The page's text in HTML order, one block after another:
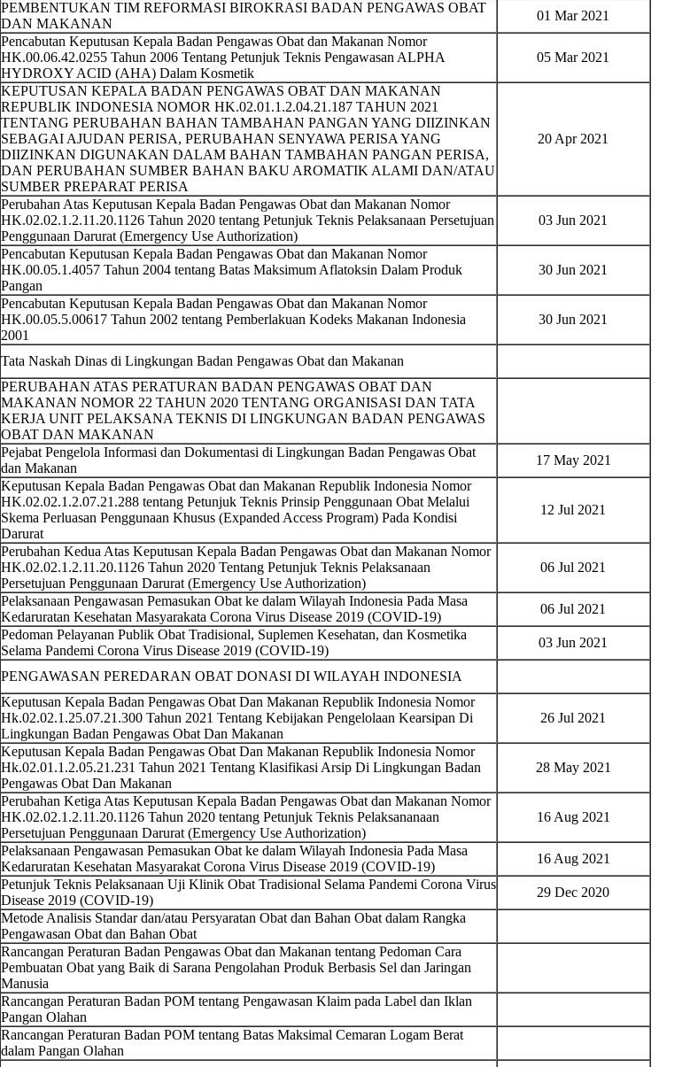
PEMBENTUKAN TIM REFORMASI BIROKRASI BADAN PENGAWAS OBAT
DAN MAKANAN
01 Mar 2021
Pencabutan Keputusan Kepala Badan Pengawas Obat dan Makanan Nomor
HK.00.06.42.0255 Tahun 2006 Tentang Petunjuk Teknis Pengawasan ALPHA
HYDROXY ACID (AHA) Dalam Kosmetik
05 Mar 2021
KEPUTUSAN KEPALA BADAN PENGAWAS OBAT DAN MAKANAN
REPUBLIK INDONESIA NOMOR HK.02.01.1.2.04.21.187 TAHUN 2021
TENTANG PERUBAHAN BAHAN TAMBAHAN PANGAN YANG DIIZINKAN
SEBAGAI AJUDAN PERISA, PERUBAHAN SENYAWA PERISA YANG
DIIZINKAN DIGUNAKAN DALAM BAHAN TAMBAHAN PANGAN PERISA,
DAN PERUBAHAN SUMBER BAHAN BAKU AROMATIK ALAMI DAN/ATAU
SUMBER PREPARAT PERISA
20 Apr 2021
Perubahan Atas Keputusan Kepala Badan Pengawas Obat dan Makanan Nomor
HK.02.02.1.2.11.20.1126 Tahun 2020 tentang Petunjuk Teknis Pelaksanaan Persetujuan
Penggunaan Darurat (Emergency Use Authorization)
03 Jun 2021
Pencabutan Keputusan Kepala Badan Pengawas Obat dan Makanan Nomor
HK.00.05.1.4057 Tahun 2004 tentang Batas Maksimum Aflatoksin Dalam Produk
Pangan
30 Jun 2021
Pencabutan Keputusan Kepala Badan Pengawas Obat dan Makanan Nomor
HK.00.05.5.00617 Tahun 2002 tentang Pemberlakuan Kodeks Makanan Indonesia
2001
30 Jun 2021
Tata Naskah Dinas di Lingkungan Badan Pengawas Obat dan Makanan
PERUBAHAN ATAS PERATURAN BADAN PENGAWAS OBAT DAN
MAKANAN NOMOR 22 TAHUN 2020 TENTANG ORGANISASI DAN TATA
KERJA UNIT PELAKSANA TEKNIS DI LINGKUNGAN BADAN PENGAWAS
OBAT DAN MAKANAN
Pejabat Pengelola Informasi dan Dokumentasi di Lingkungan Badan Pengawas Obat
dan Makanan
17 May 2021
Keputusan Kepala Badan Pengawas Obat dan Makanan Republik Indonesia Nomor
HK.02.02.1.2.07.21.288 tentang Petunjuk Teknis Prinsip Penggunaan Obat Melalui
Skema Perluasan Penggunaan Khusus (Expanded Access Program) Pada Kondisi
Darurat
12 Jul 2021
Perubahan Kedua Atas Keputusan Kepala Badan Pengawas Obat dan Makanan Nomor
HK.02.02.1.2.11.20.1126 Tahun 2020 Tentang Petunjuk Teknis Pelaksanaan
Persetujuan Penggunaan Darurat (Emergency Use Authorization)
06 Jul 2021
Pelaksanaan Pengawasan Pemasukan Obat ke dalam Wilayah Indonesia Pada Masa
Kedaruratan Kesehatan Masyarakata Corona Virus Disease 2019 (COVID-19)
06 Jul 2021
Pedoman Pelayanan Publik Obat Tradisional, Suplemen Kesehatan, dan Kosmetika
Selama Pandemi Corona Virus Disease 2019 (COVID-19)
03 Jun 2021
PENGAWASAN PEREDARAN OBAT DONASI DI WILAYAH INDONESIA
Keputusan Kepala Badan Pengawas Obat Dan Makanan Republik Indonesia Nomor
Hk.02.02.1.25.07.21.300 Tahun 2021 Tentang Kebijakan Pengelolaan Kearsipan Di
Lingkungan Badan Pengawas Obat Dan Makanan
26 Jul 2021
Keputusan Kepala Badan Pengawas Obat Dan Makanan Republik Indonesia Nomor
Hk.02.01.1.2.05.21.231 Tahun 2021 Tentang Klasifikasi Arsip Di Lingkungan Badan
Pengawas Obat Dan Makanan
28 May 2021
Perubahan Ketiga Atas Keputusan Kepala Badan Pengawas Obat dan Makanan Nomor
HK.02.02.1.2.11.20.1126 Tahun 2020 tentang Petunjuk Teknis Pelaksananaan
Persetujuan Penggunaan Darurat (Emergency Use Authorization)
16 Aug 2021
Pelaksanaan Pengawasan Pemasukan Obat ke dalam Wilayah Indonesia Pada Masa
Kedaruratan Kesehatan Masyarakat Corona Virus Disease 2019 (COVID-19)
16 Aug 2021
Petunjuk Teknis Pelaksanaan Uji Klinik Obat Tradisional Selama Pandemi Corona Virus
Disease 2019 (COVID-19)
29 Dec 2020
Metode Analisis Standar dan/atau Persyaratan Obat dan Bahan Obat dalam Rangka
Pengawasan Obat dan Bahan Obat
Rancangan Peraturan Badan Pengawas Obat dan Makanan tentang Pedoman Cara
Pembuatan Obat yang Baik di Sarana Pengolahan Produk Berbasis Sel dan Jaringan
Manusia
Rancangan Peraturan Badan POM tentang Pengawasan Klaim pada Label dan Iklan
Pangan Olahan
Rancangan Peraturan Badan POM tentang Batas Maksimal Cemaran Logam Berat
dalam Pangan Olahan